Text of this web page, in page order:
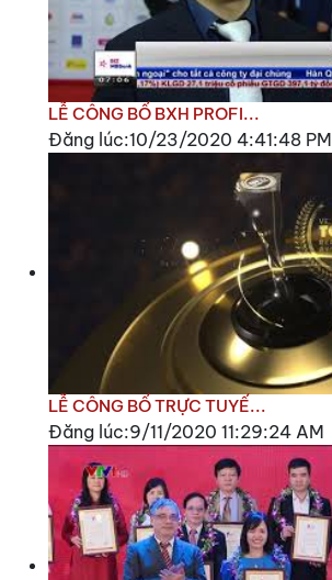
LỄ CÔNG BỐ BXH PROFI...
Đăng lúc:10/23/2020 4:41:48 PM
LỄ CÔNG BỐ TRỰC TUYẾ...
Đăng lúc:9/11/2020 11:29:24 AM